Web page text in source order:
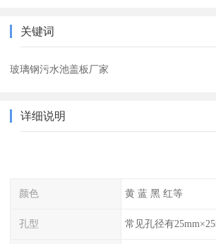
关键词
玻璃钢污水池盖板厂家
详细说明
颜色 黄 蓝 黑 红等
孔型